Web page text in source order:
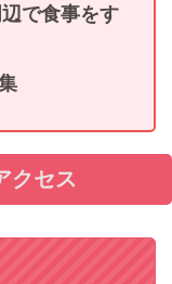
で食事をす
クセス